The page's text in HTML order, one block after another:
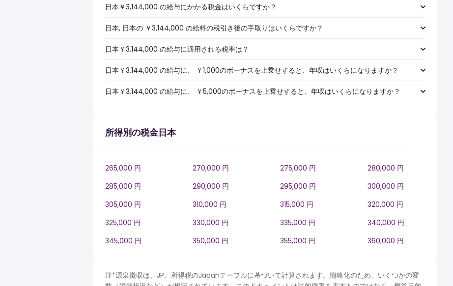
日本￥3,144,000 の給与にかかる税金はいくらですか？
日本, 日本の ￥3,144,000 の給料の税引き後の手取りはいくらですか？
日本￥3,144,000 の給与に適用される税率は？
日本￥3,144,000 の給与に、 ￥1,000のボーナスを上乗せすると、年収はいくらになりますか？
日本￥3,144,000 の給与に、 ￥5,000のボーナスを上乗せすると、年収はいくらになりますか？
所得別の税金日本
265,000 円 270,000 円 275,000 円
280,000 円
285,000 円
290,000 円 295,000 円
300,000 円
305,000 円
310,000 円 315,000 円
320,000 円
325,000 円
330,000 円 335,000 円
340,000 円
345,000 円
350,000 円 355,000 円 360,000 円
注*源泉徴収は、JP、所得税のJapanテーブルに基づいて計算されます。簡略化のため、いくつかの変